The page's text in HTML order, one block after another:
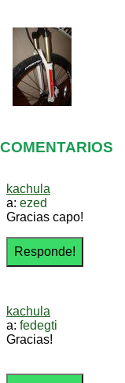
COMENTARIOS
kachula
a: ezed
Gracias capo!
kachula
a: fedegti
Gracias!